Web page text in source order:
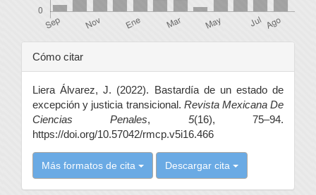
Detalles
del
artículo
Cómo citar
Liera Álvarez, J. (2022). Bastardía de un estado de
excepción y justicia transicional. Revista Mexicana De
Ciencias Penales, 5(16), 75–94.
https://doi.org/10.57042/rmcp.v5i16.466
Más formatos de cita Descargar cita